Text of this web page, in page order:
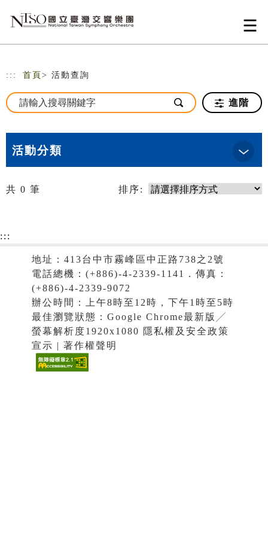
::: 首頁 > 活動查詢
進階
活動分類
共 0 筆 排序:
:::
地址：413台中市霧峰區中正路738之2號
電話總機：(+886)-4-2339-1141．傳真：
(+886)-4-2339-9072
辦公時間：上午8時至12時，下午1時至5時
最佳瀏覽狀態：Google Chrome最新版╱
螢幕解析度1920x1080 隱私權及安全政策
宣示 | 著作權聲明